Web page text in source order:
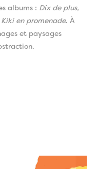
albums : Dix de plus,
Kiki en promenade. À
et paysages